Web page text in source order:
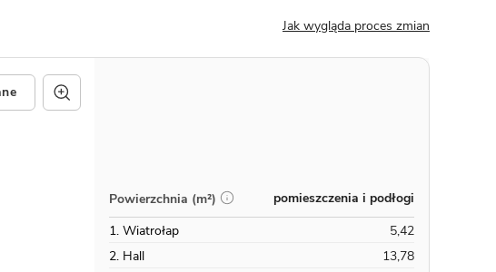
Jak wygląda proces zmian
Powierzchnia (m²)
pomieszczenia i podłogi
1. Wiatrołap
5,42
2. Hall
13,78